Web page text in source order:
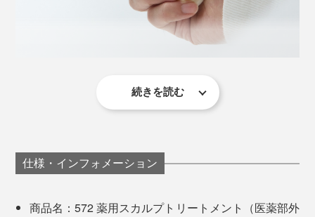
肌の荒れ対策に使われる、漢方の原料「甘草（カンゾウ）」の根
なアボカドオイルといった、自然由来の成分もたっぷ
私たちの頭皮（=スカルプ）には、なんと約4万個もの毛
健康な毛穴は、一つにつき2〜3本の髪が生えているの
で、アタマ全体で、約10万本もの髪が生えている計算に
続きを読む
仕様・インフォメーション
商品名：572 薬用スカルプトリートメント（医薬部外